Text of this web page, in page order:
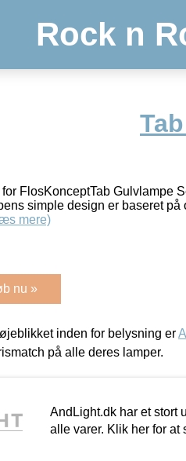
Rock n
FlosKonceptTab Gulvlampe
simple design er baseret
mere)
nu »
inden for belysning er
på alle deres lamper.
AndLight.dk har et stort
alle varer. Klik her for at